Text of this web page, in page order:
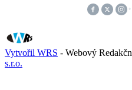
Vytvořil WRS - Webový
s.r.o.